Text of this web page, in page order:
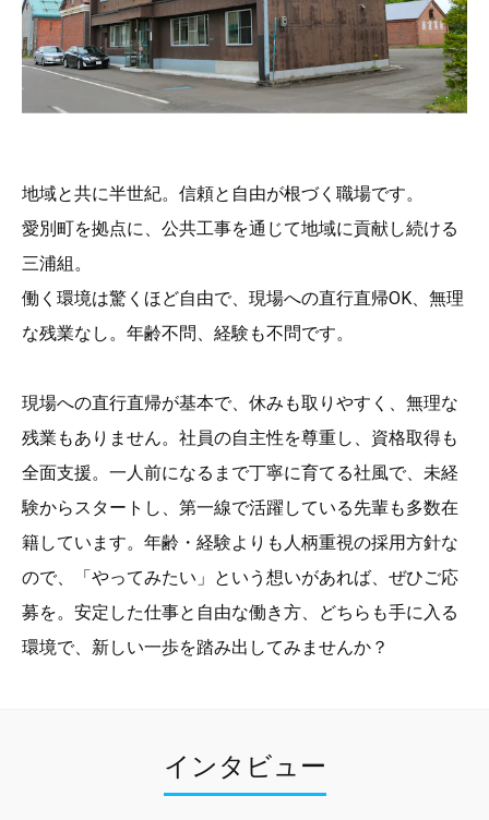
地域と共に半世紀。信頼と自由が根づく職場です。
愛別町を拠点に、公共工事を通じて地域に貢献し続ける
三浦組。
働く環境は驚くほど自由で、現場への直行直帰OK、無理
な残業なし。年齢不問、経験も不問です。
現場への直行直帰が基本で、休みも取りやすく、無理な
残業もありません。社員の自主性を尊重し、資格取得も
全面支援。一人前になるまで丁寧に育てる社風で、未経
験からスタートし、第一線で活躍している先輩も多数在
籍しています。年齢・経験よりも人柄重視の採用方針な
ので、「やってみたい」という想いがあれば、ぜひご応
募を。安定した仕事と自由な働き方、どちらも手に入る
環境で、新しい一歩を踏み出してみませんか？
インタビュー